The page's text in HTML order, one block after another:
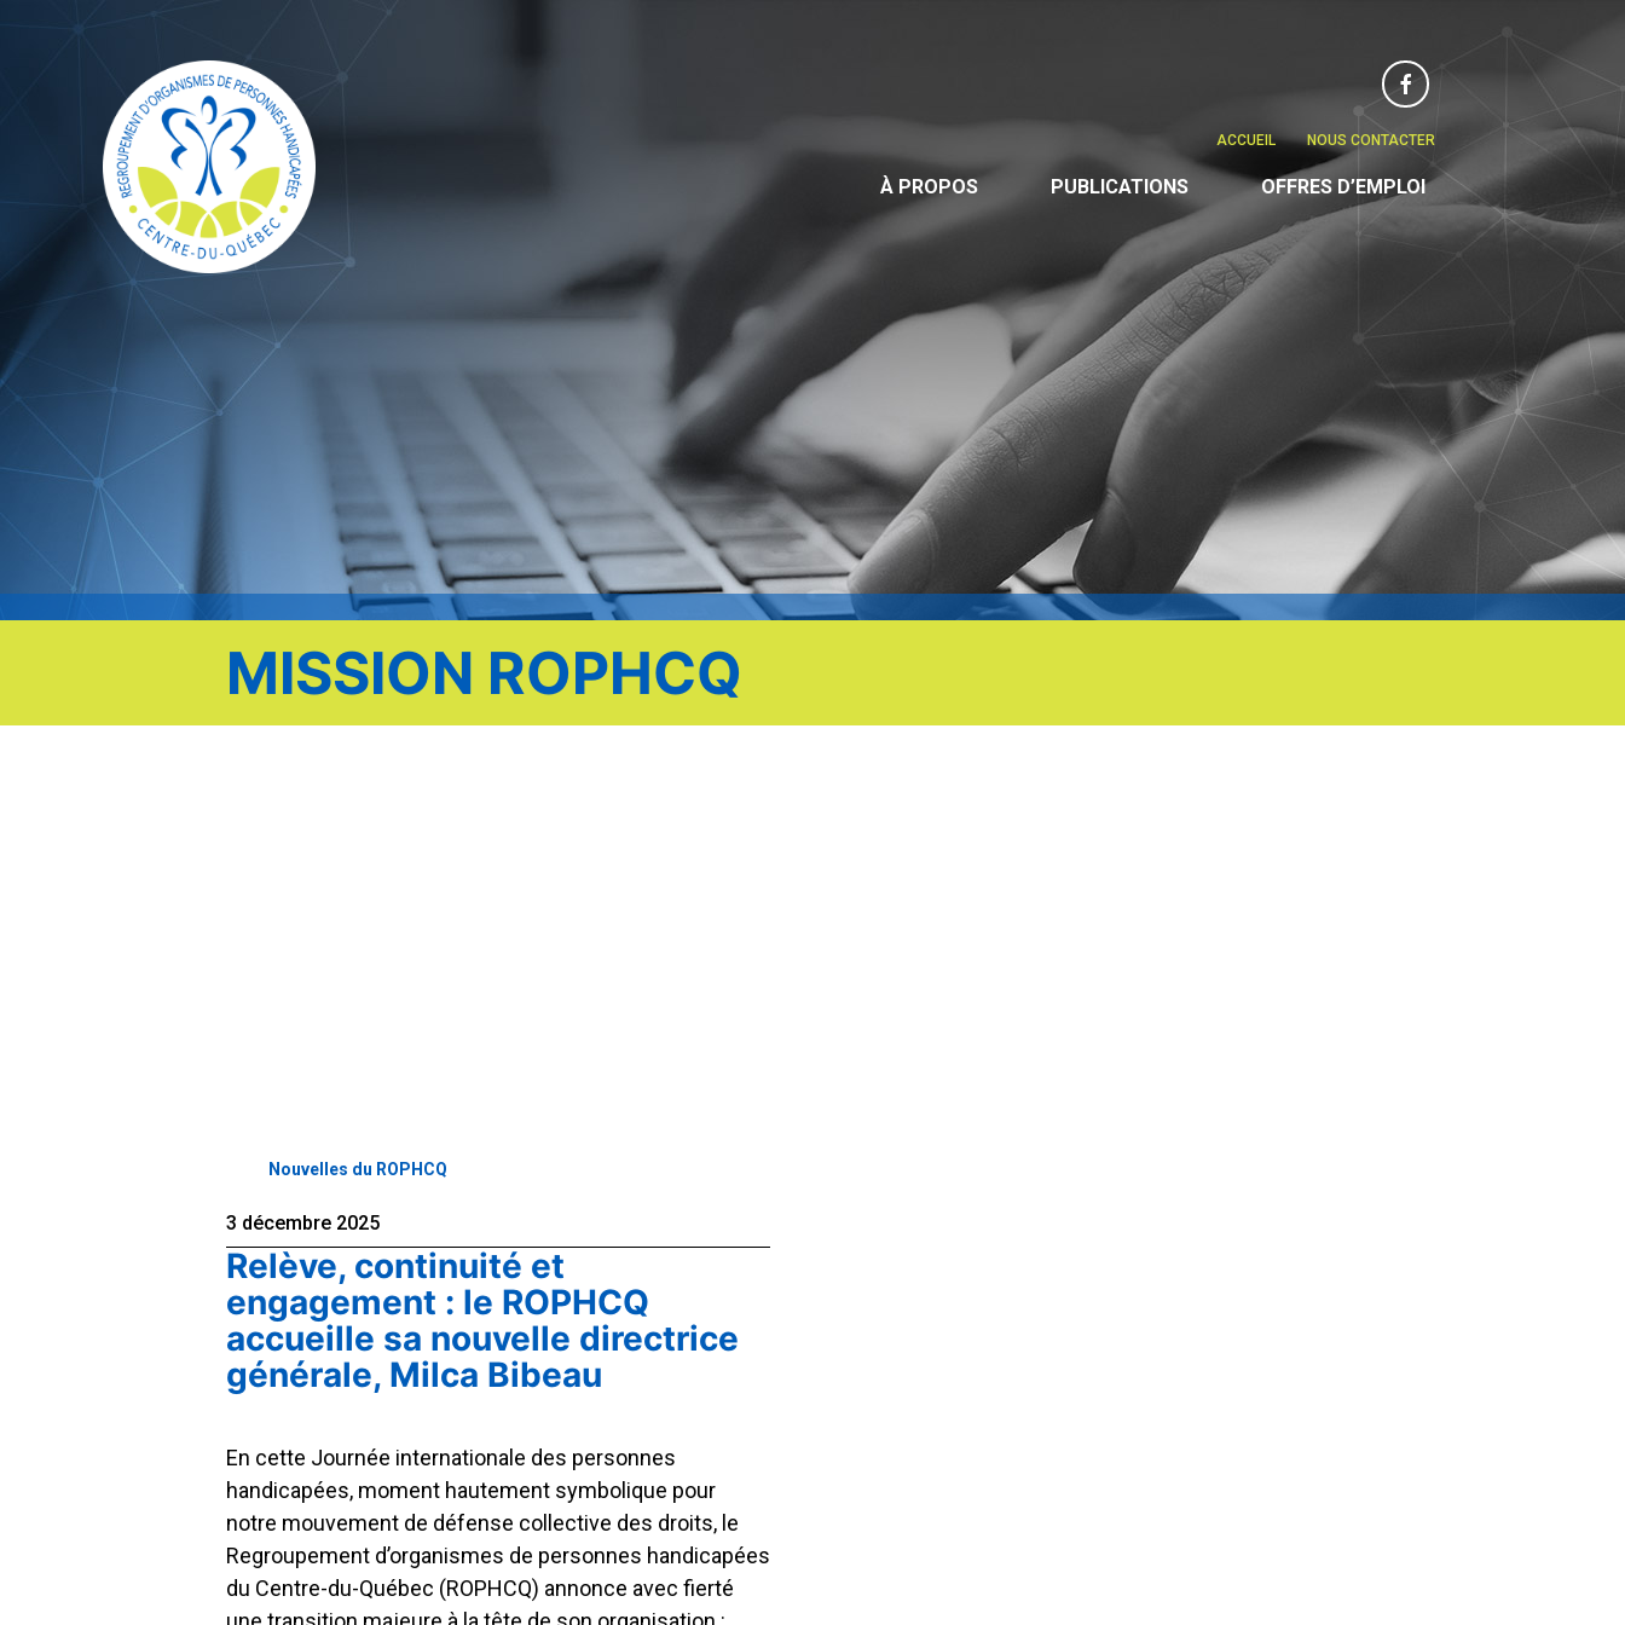
Facebook
ACCUEIL NOUS CONTACTER
À PROPOS PUBLICATIONS OFFRES D’EMPLOI
Facebook
MISSION ROPHCQ
Nouvelles du ROPHCQ
3 décembre 2025
Relève, continuité et
engagement : le ROPHCQ
accueille sa nouvelle directrice
générale, Milca Bibeau
En cette Journée internationale des personnes
handicapées, moment hautement symbolique pour
notre mouvement de défense collective des droits, le
Regroupement d’organismes de personnes handicapées
du Centre-du-Québec (ROPHCQ) annonce avec fierté